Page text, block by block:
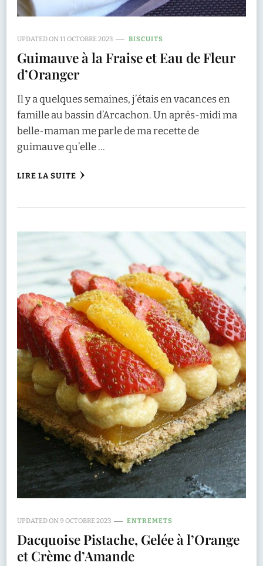
UPDATED ON11 OCTOBRE 2023 BISCUITS
Guimauve à la Fraise et Eau de Fleur
d’Oranger
Il y a quelques semaines, j’étais en vacances en
famille au bassin d’Arcachon. Un après-midi ma
belle-maman me parle de ma recette de
guimauve qu’elle …
LIRE LA SUITE
UPDATED ON9 OCTOBRE 2023 ENTREMETS
Dacquoise Pistache, Gelée à l’Orange
et Crème d’Amande